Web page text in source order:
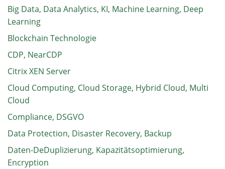
Big Data, Data Analytics, KI, Machine Learning, Deep
Learning
Blockchain Technologie
CDP, NearCDP
Citrix XEN Server
Cloud Computing, Cloud Storage, Hybrid Cloud, Multi
Cloud
Compliance, DSGVO
Data Protection, Disaster Recovery, Backup
Daten-DeDuplizierung, Kapazitätsoptimierung,
Encryption